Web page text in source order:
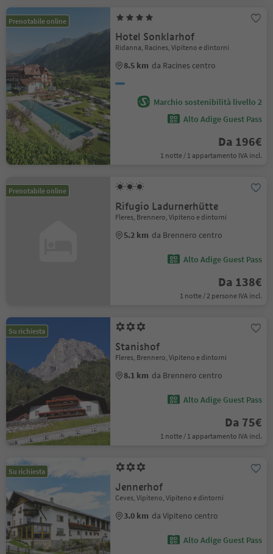
Prenotabile online
Hotel Sonklarhof
Ridanna, Racines, Vipiteno e dintorni
8.5 km da Racines centro
Marchio sostenibilità livello 2
Alto Adige Guest Pass
Da 196€
1 notte / 1 appartamento IVA incl.
Prenotabile online
Rifugio Ladurnerhütte
Fleres, Brennero, Vipiteno e dintorni
5.2 km da Brennero centro
Alto Adige Guest Pass
Da 138€
1 notte / 2 persone IVA incl.
Su richiesta
Stanishof
Fleres, Brennero, Vipiteno e dintorni
8.1 km da Brennero centro
Alto Adige Guest Pass
Da 75€
1 notte / 1 appartamento IVA incl.
Su richiesta
Jennerhof
Ceves, Vipiteno, Vipiteno e dintorni
3.0 km da Vipiteno centro
Alto Adige Guest Pass